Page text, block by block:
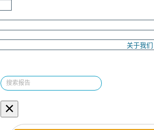
关于我们
×